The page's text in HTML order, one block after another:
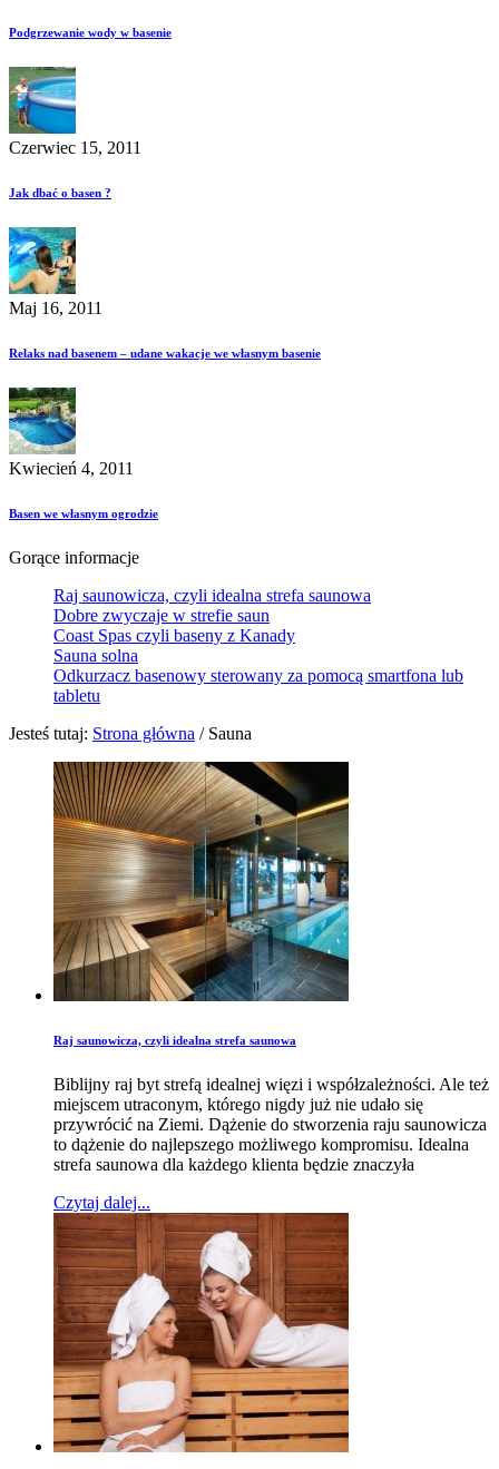
Podgrzewanie wody w basenie
Czerwiec 15, 2011
Jak dbać o basen ?
Maj 16, 2011
Relaks nad basenem – udane wakacje we własnym basenie
Kwiecień 4, 2011
Basen we własnym ogrodzie
Gorące informacje
Raj saunowicza, czyli idealna strefa saunowa
Dobre zwyczaje w strefie saun
Coast Spas czyli baseny z Kanady
Sauna solna
Odkurzacz basenowy sterowany za pomocą smartfona lub
tabletu
Jesteś tutaj: Strona główna / Sauna
Raj saunowicza, czyli idealna strefa saunowa
Biblijny raj byt strefą idealnej więzi i współzależności. Ale też
miejscem utraconym, którego nigdy już nie udało się
przywrócić na Ziemi. Dążenie do stworzenia raju saunowicza
to dążenie do najlepszego możliwego kompromi­su. Idealna
strefa saunowa dla każdego klienta będzie znaczyła
Czytaj dalej...